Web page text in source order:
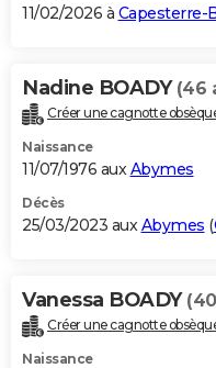
BONS PLANS
Carte de Noël
Carte Bonne année
Carte Saint-Valentin
Carte Pâques
Carte d'anniversaire
DICTIONNAIRE
Dictionnaire
Biographies
Citations
Expressions
Proverbes
PROGRAMME TV
S'inscrire
Se connecter
Lycées
Collèges
Primaires
Universités
Entreprises
Service militaire
Avis de recherche
AVIS DE DÉCÈS
Bricolage
Lifestyle
Culture
Sport
Auto
Television
Voyage
Cinema
11/02/2026 à Capesterre-
Nadine BOADY (46
Créer une cagnotte
Naissance
11/07/1976 auxAbymes
Décès
25/03/2023 auxAbymes (
Vanessa BOADY
Créer une cagnotte
Naissance